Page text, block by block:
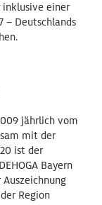
inklusive einer
– Deutschlands
jährlich vom
mit der
ist der
Bayern
Region